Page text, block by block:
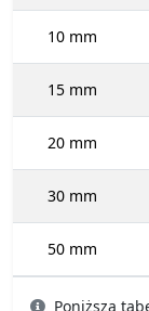
10 mm
15 mm
20 mm
30 mm
50 mm
Poniższa